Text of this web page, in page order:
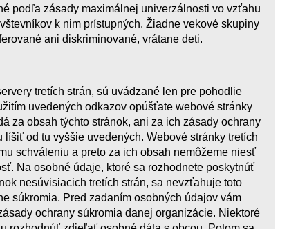
podľa zásady maximálnej univerzálnosti vo vzťahu
k nim prístupných. Žiadne vekové skupiny
ani diskriminované, vrátane deti.
tretích strán, sú uvádzané len pre pohodlie
uvedených odkazov opúšťate webové stránky
za obsah týchto stránok, ani za ich zásady ochrany
líšiť od tu vyššie uvedených. Webové stránky tretích
schváleniu a preto za ich obsah nemôžeme niesť
Na osobné údaje, ktoré sa rozhodnete poskytnúť
nesúvisiacich tretích strán, sa nevzťahuje toto
súkromia. Pred zadaním osobných údajov vám
ochrany súkromia danej organizácie. Niektoré